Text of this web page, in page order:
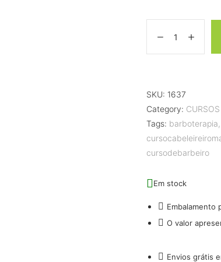
SKU: 1637
Category:
Tags: barboterapia,
cursodebarbeiro
Em stock
Embalamento
O valor
Envios grátis